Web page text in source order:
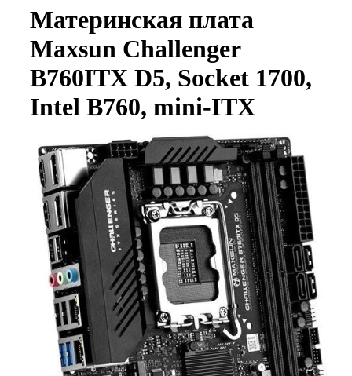
Материнская плата
Maxsun Challenger
B760ITX D5, Socket 1700,
Intel B760, mini-ITX